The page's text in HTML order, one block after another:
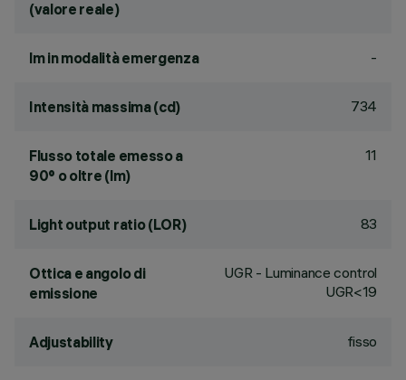
(valore reale)
lm in modalità emergenza -
Intensità massima (cd) 734
Flusso totale emesso a
90° o oltre (lm)
11
Light output ratio (LOR) 83
Ottica e angolo di
emissione
UGR - Luminance control
UGR<19
Adjustability fisso